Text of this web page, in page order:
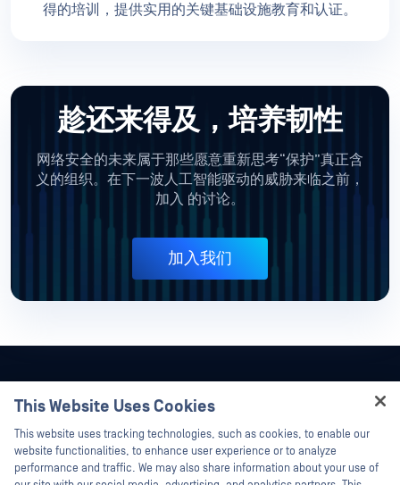
得的培训，提供实用的关键基础设施教育和认证。
趁还来得及，培养韧性
网络安全的未来属于那些愿意重新思考“保护”真正含
义的组织。在下一波人工智能驱动的威胁来临之前，
加入 的讨论。
加入我们
This Website Uses Cookies
This website uses tracking technologies, such as cookies, to enable our
website functionalities, to enhance user experience or to analyze
performance and traffic. We may also share information about your use of
Hey there!
I'm Ozzy, your OPSWAT virtual assistant.
How can I help you secure what's critical